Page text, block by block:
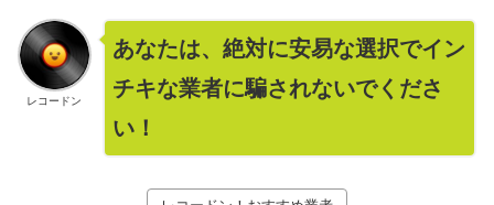
レコードン
あなたは、絶対に安易な選択でイン
チキな業者に騙されないでくださ
い！